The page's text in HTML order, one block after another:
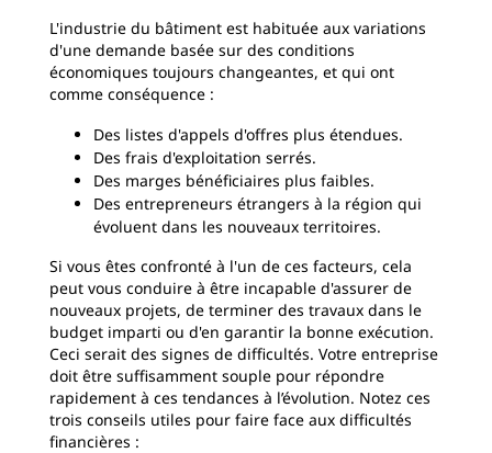
L'industrie du bâtiment est habituée aux variations
d'une demande basée sur des conditions
économiques toujours changeantes, et qui ont
comme conséquence :
Des listes d'appels d'offres plus étendues.
Des frais d'exploitation serrés.
Des marges bénéficiaires plus faibles.
Des entrepreneurs étrangers à la région qui
évoluent dans les nouveaux territoires.
Si vous êtes confronté à l'un de ces facteurs, cela
peut vous conduire à être incapable d'assurer de
nouveaux projets, de terminer des travaux dans le
budget imparti ou d'en garantir la bonne exécution.
Ceci serait des signes de difficultés. Votre entreprise
doit être suffisamment souple pour répondre
rapidement à ces tendances à l’évolution. Notez ces
trois conseils utiles pour faire face aux difficultés
financières :